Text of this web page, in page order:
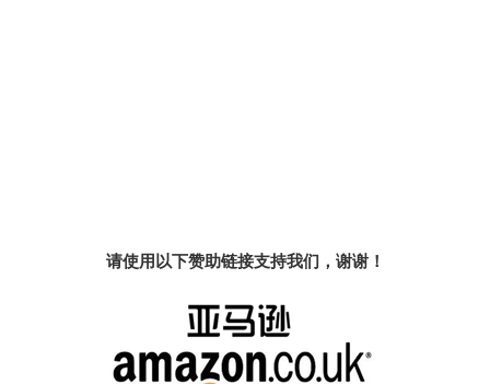
请使用以下赞助链接支持我们，谢谢！